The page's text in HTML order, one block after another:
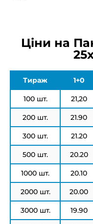
Ціни на
Тираж 1+0
100 шт. 21,20
200 шт. 21.90
300 шт. 21.20
500 шт. 20.20
1000 шт. 20.10
2000 шт. 20.00
3000 шт. 19.90